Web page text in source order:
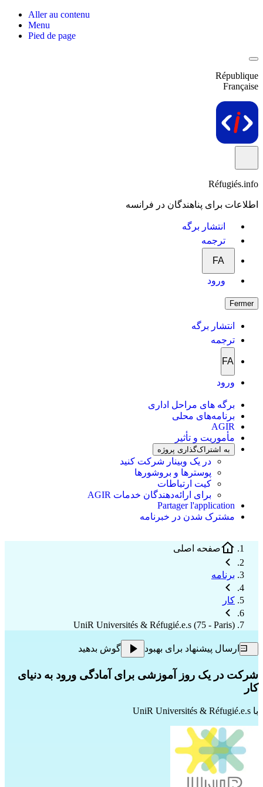
Aller au contenu
Menu
Pied de page
République
Française
Réfugiés.info
اطلاعات برای پناهندگان در فرانسه
انتشار برگه
ترجمه
FA
ورود
Fermer
انتشار برگه
ترجمه
FA
ورود
برگه های مراحل اداری
برنامه‌های محلی
AGIR
مأموریت و تأثیر
به اشتراک‌گذاری پروژه
در یک وبینار شرکت کنید
پوسترها و بروشورها
کیت ارتباطات
برای ارائه‌دهندگان خدمات AGIR
Partager l'application
مشترک شدن در خبرنامه
صفحه اصلی
برنامه
کار
UniR Universités & Réfugié.e.s (75 - Paris)
ارسال پیشنهاد برای بهبود گوش بدهید
شرکت در یک روز آموزشی برای آمادگی ورود به دنیای
کار
با UniR Universités & Réfugié.e.s